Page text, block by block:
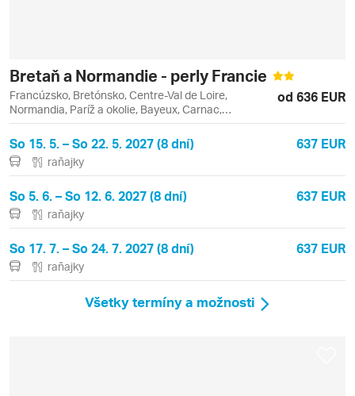
Bretaň a Normandie - perly Francie
Francúzsko, Bretónsko, Centre-Val de Loire,
Normandia, Paríž a okolie, Bayeux, Carnac,
Concarneau, Chartres, Locronan, Louvre, Paríž,
Quiberon, Quimper, Rennes
od 636 EUR
So 15. 5. – So 22. 5. 2027 (8 dní) 637 EUR
raňajky
So 5. 6. – So 12. 6. 2027 (8 dní) 637 EUR
raňajky
So 17. 7. – So 24. 7. 2027 (8 dní) 637 EUR
raňajky
Všetky termíny a možnosti